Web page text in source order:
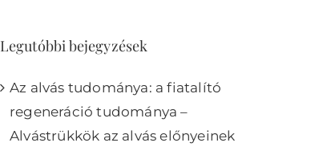
Legutóbbi bejegyzések
Az alvás tudománya: a fiatalító
regeneráció tudománya –
Alvástrükkök az alvás előnyeinek